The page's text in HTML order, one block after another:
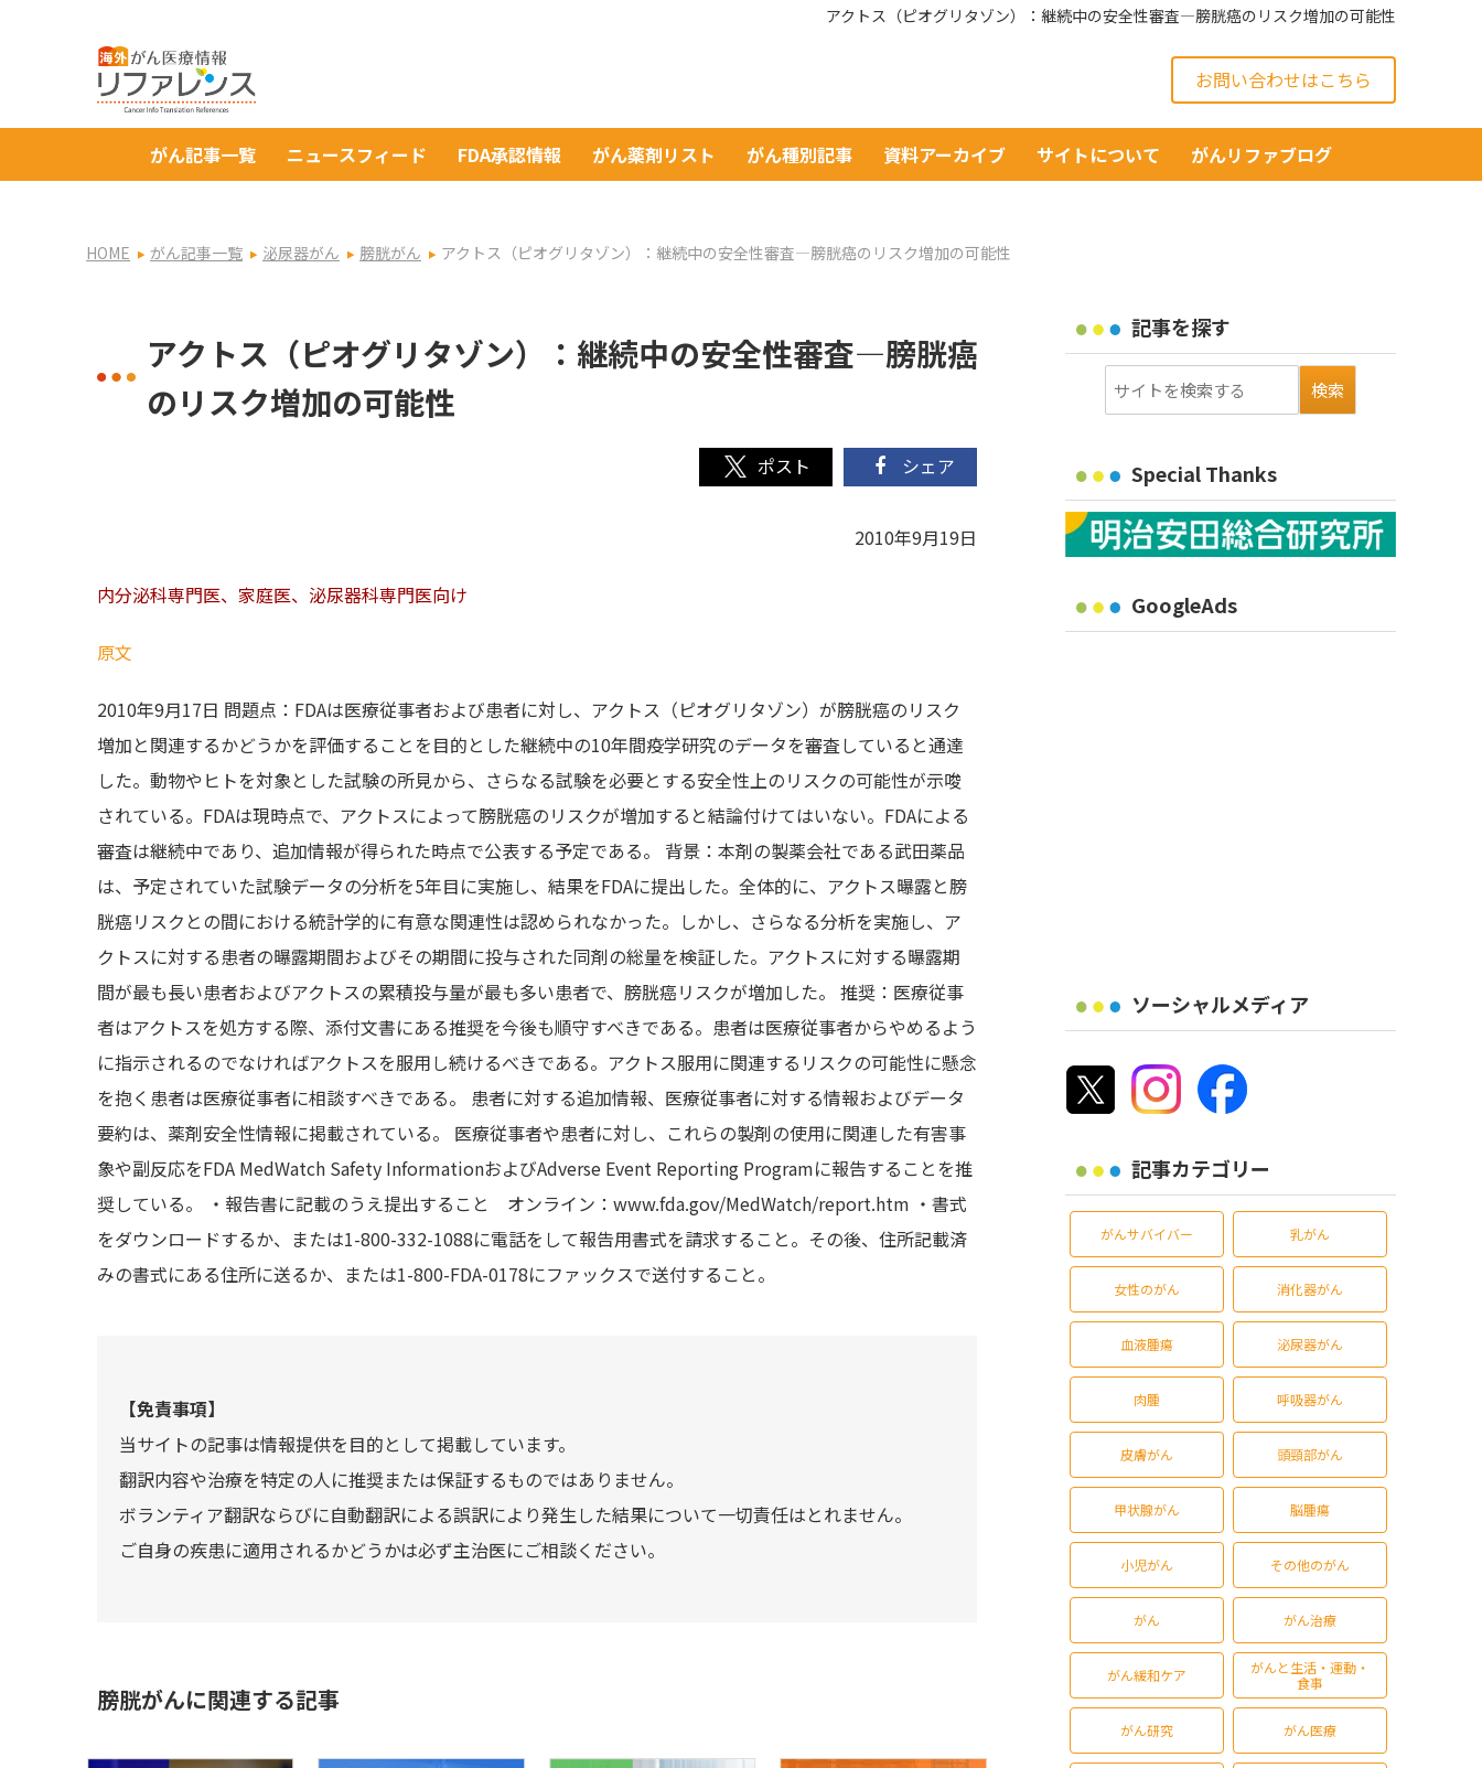
アクトス（ピオグリタゾン）：継続中の安全性審査—膀胱癌のリスク増加の可能性
お問い合わせはこちら
がん記事一覧 ニュースフィード FDA承認情報 がん薬剤リスト がん種別記事 資料アーカイブ サイトについて がんリファブログ
HOME がん記事一覧 泌尿器がん 膀胱がん アクトス（ピオグリタゾン）：継続中の安全性審査—膀胱癌のリスク増加の可能性
アクトス（ピオグリタゾン）：継続中の安全性審査—膀胱癌
のリスク増加の可能性
シェア
2010年9月19日
内分泌科専門医、家庭医、泌尿器科専門医向け
原文
2010年9月17日 問題点：FDAは医療従事者および患者に対し、アクトス（ピオグリタゾン）が膀胱癌のリスク
増加と関連するかどうかを評価することを目的とした継続中の10年間疫学研究のデータを審査していると通達
した。動物やヒトを対象とした試験の所見から、さらなる試験を必要とする安全性上のリスクの可能性が示唆
されている。FDAは現時点で、アクトスによって膀胱癌のリスクが増加すると結論付けてはいない。FDAによる
審査は継続中であり、追加情報が得られた時点で公表する予定である。 背景：本剤の製薬会社である武田薬品
は、予定されていた試験データの分析を5年目に実施し、結果をFDAに提出した。全体的に、アクトス曝露と膀
胱癌リスクとの間における統計学的に有意な関連性は認められなかった。しかし、さらなる分析を実施し、ア
クトスに対する患者の曝露期間およびその期間に投与された同剤の総量を検証した。アクトスに対する曝露期
間が最も長い患者およびアクトスの累積投与量が最も多い患者で、膀胱癌リスクが増加した。 推奨：医療従事
者はアクトスを処方する際、添付文書にある推奨を今後も順守すべきである。患者は医療従事者からやめるよう
に指示されるのでなければアクトスを服用し続けるべきである。アクトス服用に関連するリスクの可能性に懸念
を抱く患者は医療従事者に相談すべきである。 患者に対する追加情報、医療従事者に対する情報およびデータ
要約は、薬剤安全性情報に掲載されている。 医療従事者や患者に対し、これらの製剤の使用に関連した有害事
象や副反応をFDA MedWatch Safety InformationおよびAdverse Event Reporting Programに報告することを推
奨している。 ・報告書に記載のうえ提出すること オンライン：www.fda.gov/MedWatch/report.htm ・書式
をダウンロードするか、または1-800-332-1088に電話をして報告用書式を請求すること。その後、住所記載済
みの書式にある住所に送るか、または1-800-FDA-0178にファックスで送付すること。
【免責事項】
当サイトの記事は情報提供を目的として掲載しています。
翻訳内容や治療を特定の人に推奨または保証するものではありません。
ボランティア翻訳ならびに自動翻訳による誤訳により発生した結果について一切責任はとれません。
ご自身の疾患に適用されるかどうかは必ず主治医にご相談ください。
膀胱がんに関連する記事
記事を探す
Special Thanks
GoogleAds
ソーシャルメディア
記事カテゴリー
がんサバイバー 乳がん
女性のがん 消化器がん
血液腫瘍 泌尿器がん
肉腫 呼吸器がん
皮膚がん 頭頸部がん
甲状腺がん 脳腫瘍
小児がん その他のがん
がん がん治療
がん緩和ケア
がんと生活・運動・
食事
がん研究 がん医療